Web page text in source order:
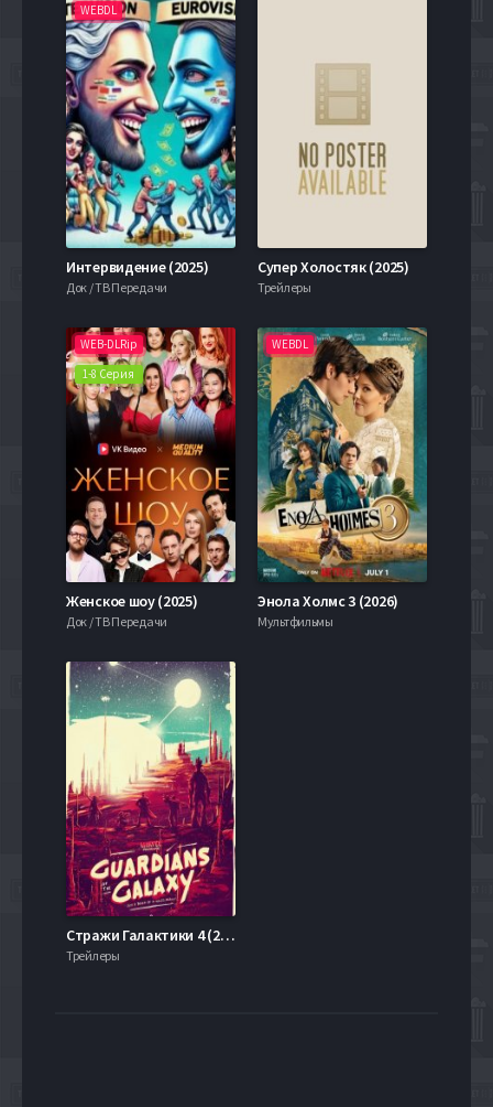
WEBDL
Интервидение (2025)
Док / ТВ Передачи
Супер Холостяк (2025)
Трейлеры
WEB-DLRip
1-8 Серия
Женское шоу (2025)
Док / ТВ Передачи
WEBDL
Энола Холмс 3 (2026)
Мультфильмы
Стражи Галактики 4 (2025)
Трейлеры